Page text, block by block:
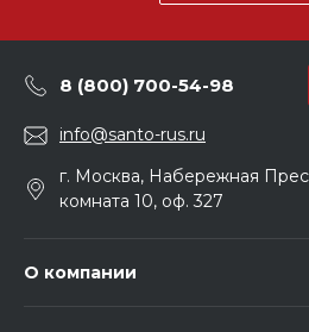
8 (800) 700-54-98
info@santo-rus.ru
г. Москва, Набережная
комната 10, оф. 327
О компании